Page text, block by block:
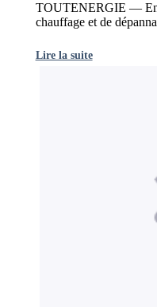
TOUTENERGIE —
chauffage et de
Lire la suite